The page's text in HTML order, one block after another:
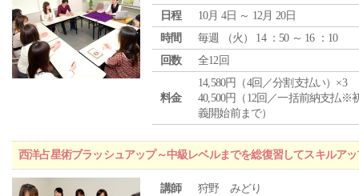
日程
10月 4日 ～ 12月 20日
時間
毎週 （火 ） 14 ：50 ～ 16 ：10
回数
全12回
料金
14,580円（4回／分割支払い）×3
40,500円（12回／一括前納支払※
義開始前まで）
西洋占星術ブラッシュアップ～中級レベルまでを総復習してスキルア
講師
狩野 みどり